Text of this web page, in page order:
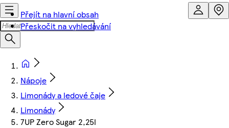
Přejít na hlavní obsah
Přeskočit na vyhledávání
Nápoje
Limonády a ledové čaje
Limonády
7UP Zero Sugar 2,25l